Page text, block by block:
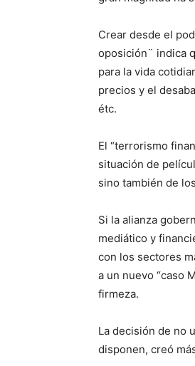
Crear desde el
oposición¨ indica
para la vida
precios y el
étc.
El “terrorismo
situación de
sino también de
Si la alianza
mediático y
con los sectores
a un nuevo “caso
firmeza.
La decisión de no
disponen, creó